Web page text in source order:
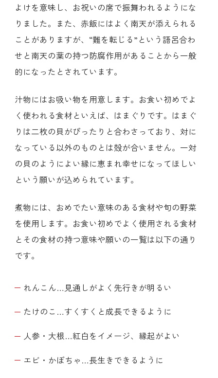
よけを意味し、お祝いの席で振舞われるようにな
りました。また、赤飯にはよく南天が添えられる
ことがありますが、“難を転じる”という語呂合わ
せと南天の葉の持つ防腐作用があることから一般
的になったとされています。
汁物にはお吸い物を用意します。お食い初めでよ
く使われる食材といえば、はまぐりです。はまぐ
りは二枚の貝がぴったりと合わさっており、対に
なっている以外のものとは殻が合いません。一対
の貝のようによい縁に恵まれ幸せになってほしい
という願いが込められています。
煮物には、おめでたい意味のある食材や旬の野菜
を使用します。お食い初めでよく使用される食材
とその食材の持つ意味や願いの一覧は以下の通り
です。
れんこん…見通しがよく先行きが明るい
たけのこ…すくすくと成長できるように
人参・大根…紅白をイメージ、縁起がよい
エビ・かぼちゃ…長生きできるように